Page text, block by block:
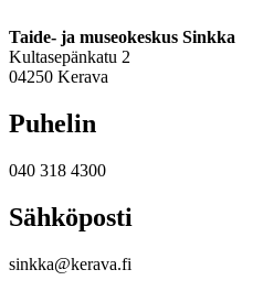
Taide- ja museokeskus Sinkka
Kultasepänkatu 2
04250 Kerava
Puhelin
040 318 4300
Sähköposti
sinkka@kerava.fi